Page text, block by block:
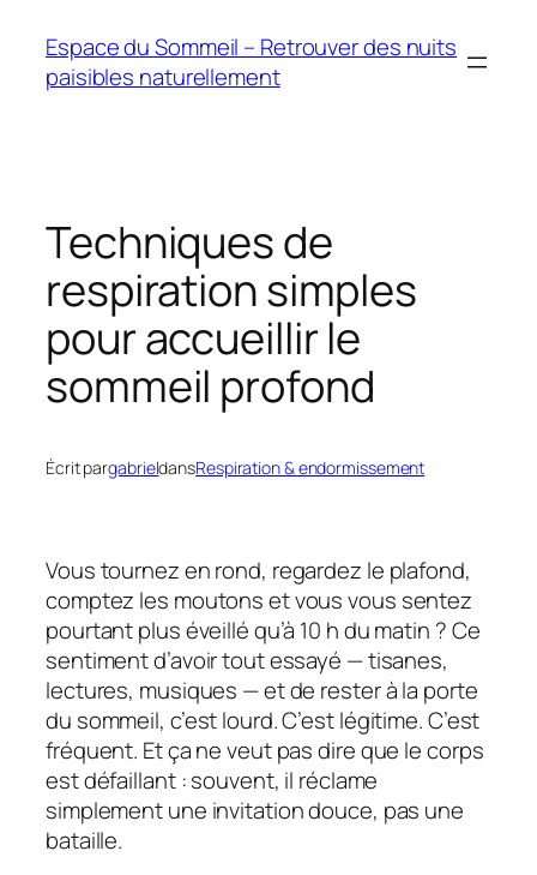
contenu
Espace du Sommeil – Retrouver des nuits
paisibles naturellement
Techniques de
respiration simples
pour accueillir le
sommeil profond
Écrit pargabrieldansRespiration & endormissement
Vous tournez en rond, regardez le plafond,
comptez les moutons et vous vous sentez
pourtant plus éveillé qu’à 10 h du matin ? Ce
sentiment d’avoir tout essayé — tisanes,
lectures, musiques — et de rester à la porte
du sommeil, c’est lourd. C’est légitime. C’est
fréquent. Et ça ne veut pas dire que le corps
est défaillant : souvent, il réclame
simplement une invitation douce, pas une
bataille.